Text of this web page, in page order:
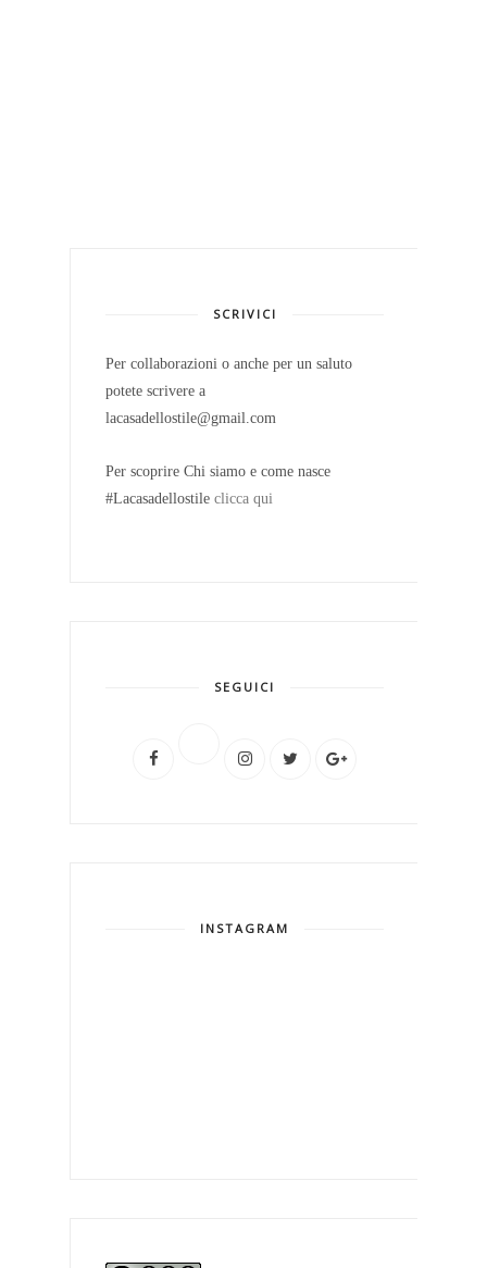
SCRIVICI
Per collaborazioni o anche per un saluto
potete scrivere a
lacasadellostile@gmail.com
Per scoprire Chi siamo e come nasce
#Lacasadellostile clicca qui
SEGUICI
INSTAGRAM